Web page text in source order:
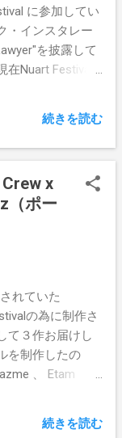
に参加してい
・インスタレー
を披露して
Nuart Festival
続きを読む
x
（ポー
れていた
の為に制作さ
て３作お届けし
を制作したの
、 Etam
続きを読む